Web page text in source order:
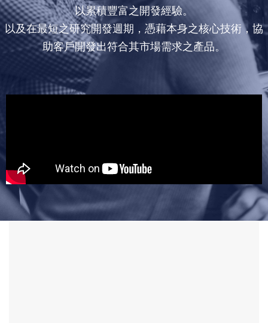
以累積豐富之開發經驗。
以及在最短之研究開發週期，憑藉本身之核心技術，協
助客戶開發出符合其市場需求之產品。